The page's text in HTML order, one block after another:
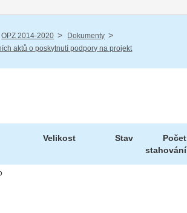
OPZ 2014-2020 / Dokumenty /
aktů o poskytnutí podpory na projekt
Velikost Stav
Počet
stahování